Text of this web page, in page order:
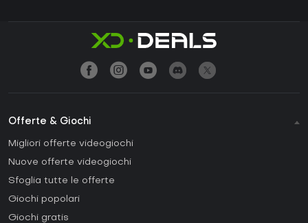
Offerte & Giochi
Migliori offerte videogiochi
Nuove offerte videogiochi
Sfoglia tutte le offerte
Giochi popolari
Giochi gratis